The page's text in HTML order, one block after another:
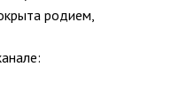
родием,